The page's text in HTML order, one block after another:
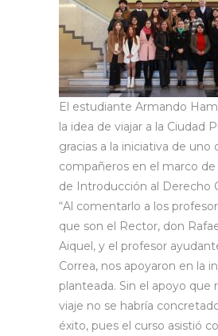
El estudiante Armando
la idea de viajar a la Ciudad
gracias a la iniciativa de uno
compañeros en el marco de
de Introducción al Derecho
“Al comentarlo a los
que son el Rector, don
Aiquel, y el profesor
Correa, nos apoyaron en la
planteada. Sin el apoyo que
viaje no se habría
éxito, pues el curso asistió